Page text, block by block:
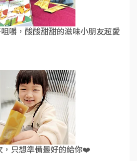
嚼，酸酸甜甜的滋味小朋友超愛
，只想準備最好的給你❤️